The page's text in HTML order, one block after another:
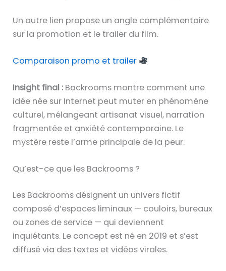
Un autre lien propose un angle complémentaire
sur la promotion et le trailer du film.
Comparaison promo et trailer
Insight final : Backrooms montre comment une
idée née sur Internet peut muter en phénomène
culturel, mélangeant artisanat visuel, narration
fragmentée et anxiété contemporaine. Le
mystère reste l’arme principale de la peur.
Qu’est-ce que les Backrooms ?
Les Backrooms désignent un univers fictif
composé d’espaces liminaux — couloirs, bureaux
ou zones de service — qui deviennent
inquiétants. Le concept est né en 2019 et s’est
diffusé via des textes et vidéos virales.